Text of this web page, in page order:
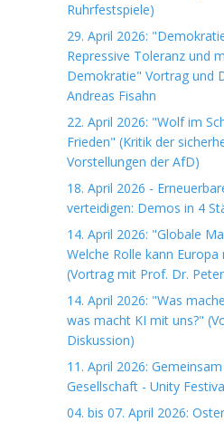
Ruhrfestspiele)
29. April 2026:
Repressive Toleranz und
Demokratie" Vortrag und
Andreas Fisahn
22. April 2026: "Wolf im
Frieden" (Kritik der
Vorstellungen der AfD)
18. April 2026 -
verteidigen: Demos in 4
14. April 2026: "Globale
Welche Rolle kann Europa
(Vortrag mit Prof. Dr.
14. April 2026: "Was
was macht KI mit uns?"
Diskussion)
11. April 2026:
Gesellschaft - Unity
04. bis 07. April 2026: